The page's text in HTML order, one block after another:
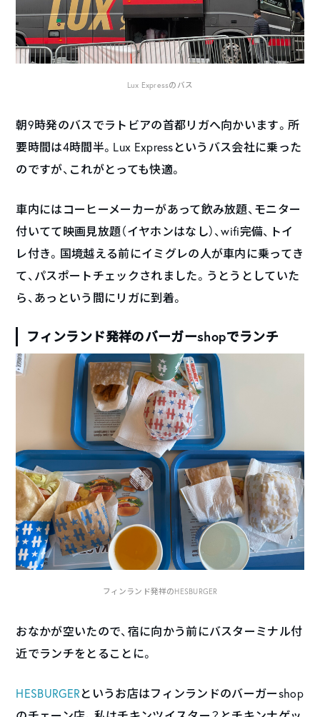
Lux Expressのバス
朝9時発のバスでラトビアの首都リガへ向かいます。所
要時間は4時間半。Lux Expressというバス会社に乗った
のですが、これがとっても快適。
車内にはコーヒーメーカーがあって飲み放題、モニター
付いてて映画見放題（イヤホンはなし）、wifi完備、トイ
レ付き。国境越える前にイミグレの人が車内に乗ってき
て、パスポートチェックされました。うとうとしていた
ら、あっという間にリガに到着。
フィンランド発祥のバーガーshopでランチ
フィンランド発祥のHESBURGER
おなかが空いたので、宿に向かう前にバスターミナル付
近でランチをとることに。
HESBURGER というお店はフィンランドのバーガーshop